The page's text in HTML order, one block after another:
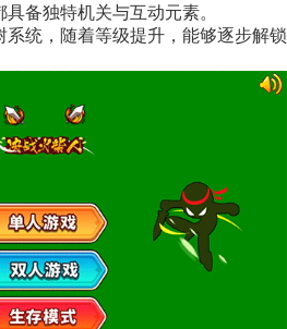
备独特机关与互动元素。
统，随着等级提升，能够逐步解锁